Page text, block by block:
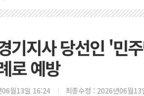
기지사 당선인 '민
로 예방
06월13일 16:24 최종수정 : 2026년06월13